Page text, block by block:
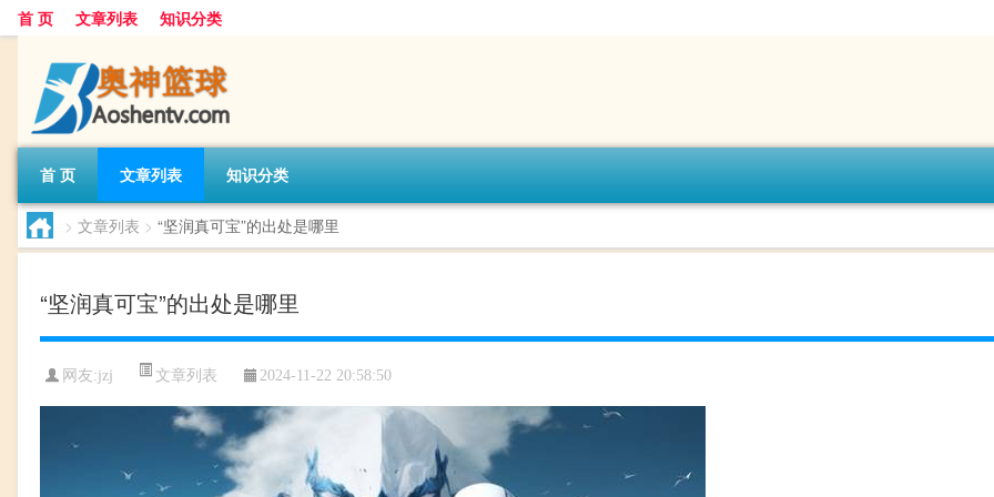
首 页 文章列表 知识分类
首 页 文章列表 知识分类
> 文章列表 > “坚润真可宝”的出处是哪里
“坚润真可宝”的出处是哪里
网友:jzj 文章列表 2024-11-22 20:58:50